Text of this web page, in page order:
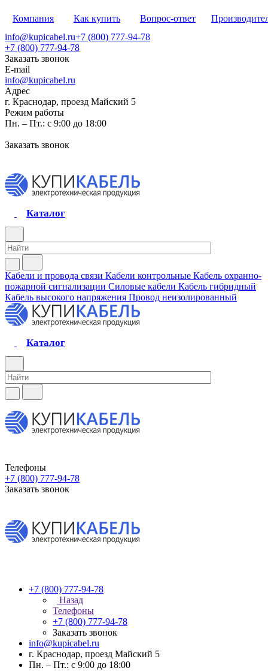
Компания Как купить Вопрос-ответ
info@kupicabel.ru+7 (800) 777-94-78
+7 (800) 777-94-78
Заказать звонок
E-mail
info@kupicabel.ru
Адрес
г. Краснодар, проезд Майский 5
Режим работы
Пн. – Пт.: с 9:00 до 18:00
Заказать звонок
Каталог
Кабели и провода связи Кабели контрольные Кабель охранно-
пожарной сигнализации Силовые кабели Кабель гибридный
Кабель высокого напряжения Провод неизолированный
Каталог
Телефоны
+7 (800) 777-94-78
Заказать звонок
+7 (800) 777-94-78
Назад
Телефоны
+7 (800) 777-94-78
Заказать звонок
info@kupicabel.ru
г. Краснодар, проезд Майский 5
Пн. – Пт.: с 9:00 до 18:00